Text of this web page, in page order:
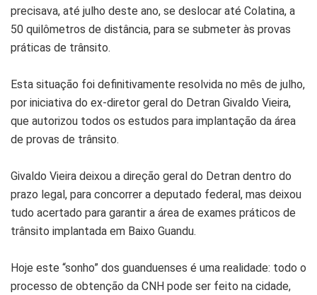
precisava, até julho deste ano, se deslocar até Colatina, a
50 quilômetros de distância, para se submeter às provas
práticas de trânsito.
Esta situação foi definitivamente resolvida no mês de julho,
por iniciativa do ex-diretor geral do Detran Givaldo Vieira,
que autorizou todos os estudos para implantação da área
de provas de trânsito.
Givaldo Vieira deixou a direção geral do Detran dentro do
prazo legal, para concorrer a deputado federal, mas deixou
tudo acertado para garantir a área de exames práticos de
trânsito implantada em Baixo Guandu.
Hoje este “sonho” dos guanduenses é uma realidade: todo o
processo de obtenção da CNH pode ser feito na cidade,